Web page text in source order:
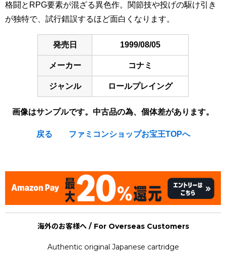
格闘とRPG要素が混ざる異色作。関節技や投げの駆け引き
が独特で、試行錯誤するほど面白くなります。
発売日 1999/08/05
メーカー コナミ
ジャンル ロールプレイング
画像はサンプルです。中古品の為、個体差があります。
戻る ファミコンショップお宝王TOPへ
海外のお客様へ / For Overseas Customers
Authentic original Japanese cartridge